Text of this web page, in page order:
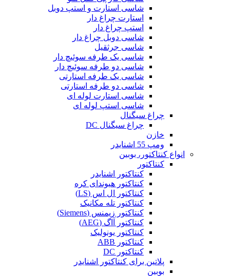
شاسی استارت و استپ دوبل
استارت چراغ دار
استپ چراغ دار
شاسی دوبل چراغ دار
شاسی جرثقیل
شاسی یک طرفه سوئیچ دار
شاسی دو طرفه سوئیچ دار
شاسی یک طرفه استارتی
شاسی دو طرفه استارتی
شاسی استارت لوله ای
شاسی استپ لوله ای
چراغ سیگنال
چراغ سیگنال DC
خازن
ومپ 55 اشنایدر
انواع کنتاکتور، بوبین
کنتاکتور
کنتاکتور اشنایدر
کنتاکتور هیوندای کره
کنتاکتور ال اس (LS)
کنتاکتور تله مکانیک
کنتاکتور زیمنس (Siemens)
کنتاکتور آاگ (AEG)
کنتاکتور یونولیک
کنتاکتور ABB
کنتاکتور DC
پلاتین برای کنتاکتور اشنایدر
بوبین